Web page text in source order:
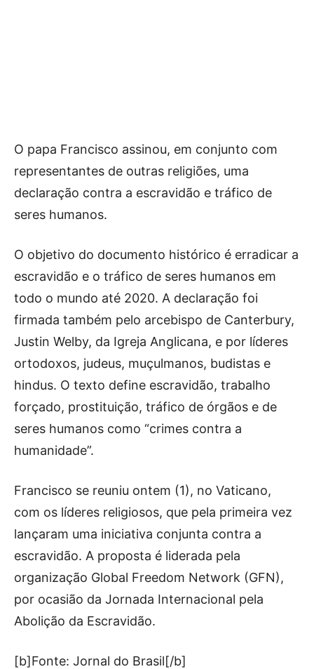
O papa Francisco assinou, em conjunto com
representantes de outras religiões, uma
declaração contra a escravidão e tráfico de
seres humanos.
O objetivo do documento histórico é erradicar a
escravidão e o tráfico de seres humanos em
todo o mundo até 2020. A declaração foi
firmada também pelo arcebispo de Canterbury,
Justin Welby, da Igreja Anglicana, e por líderes
ortodoxos, judeus, muçulmanos, budistas e
hindus. O texto define escravidão, trabalho
forçado, prostituição, tráfico de órgãos e de
seres humanos como “crimes contra a
humanidade”.
Francisco se reuniu ontem (1), no Vaticano,
com os líderes religiosos, que pela primeira vez
lançaram uma iniciativa conjunta contra a
escravidão. A proposta é liderada pela
organização Global Freedom Network (GFN),
por ocasião da Jornada Internacional pela
Abolição da Escravidão.
[b]Fonte: Jornal do Brasil[/b]